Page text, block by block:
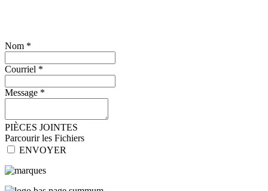
Nom *
Courriel *
Message *
PIÈCES JOINTES
Parcourir les Fichiers
ENVOYER